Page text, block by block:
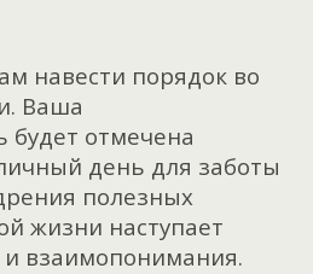
навести порядок во
Ваша
будет отмечена
день для заботы
полезных
жизни наступает
взаимопонимания.